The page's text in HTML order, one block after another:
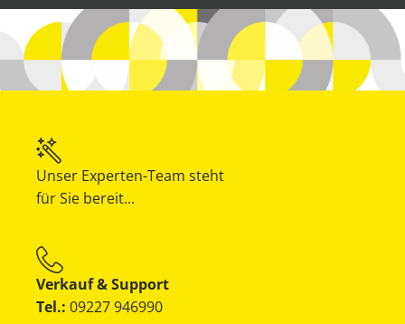
Unser Experten-Team steht
für Sie bereit...
Verkauf & Support
Tel.: 09227 946990